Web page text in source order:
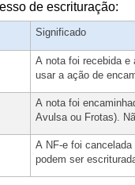
de escrituração:
Significado
A nota foi recebida e
usar a ação de
A nota foi
Avulsa ou Frotas).
A NF-e foi
podem ser